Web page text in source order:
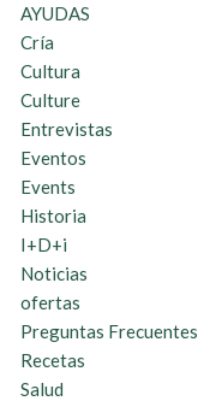
AYUDAS
Cría
Cultura
Culture
Entrevistas
Eventos
Events
Historia
I+D+i
Noticias
ofertas
Preguntas Frecuentes
Recetas
Salud